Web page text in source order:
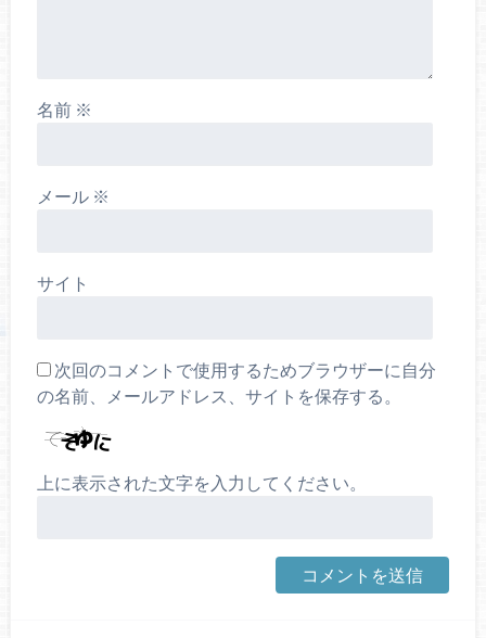
名前 ※
メール ※
サイト
次回のコメントで使用するためブラウザーに自分
の名前、メールアドレス、サイトを保存する。
上に表示された文字を入力してください。